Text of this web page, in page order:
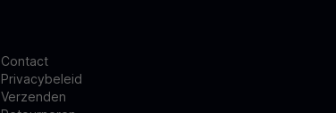
Contact
Privacybeleid
Verzenden